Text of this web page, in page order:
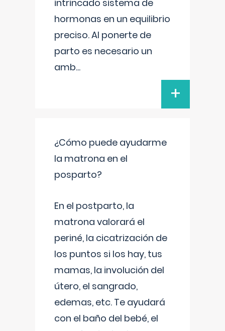
intrincado sistema de
hormonas en un equilibrio
preciso. Al ponerte de
parto es necesario un
amb...
+
¿Cómo puede ayudarme
la matrona en el
posparto?
En el postparto, la
matrona valorará el
periné, la cicatrización de
los puntos si los hay, tus
mamas, la involución del
útero, el sangrado,
edemas, etc. Te ayudará
con el baño del bebé, el